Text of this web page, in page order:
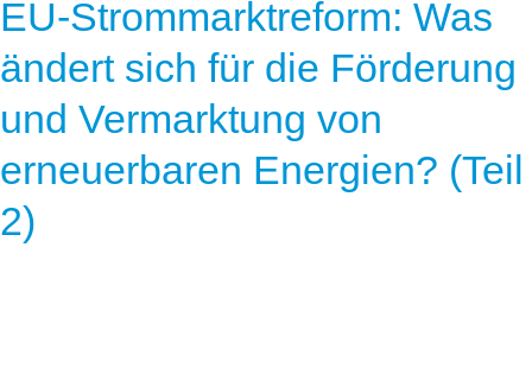
EU-Strommarktreform: Was
ändert sich für die Förderung
und Vermarktung von
erneuerbaren Energien? (Teil
2)